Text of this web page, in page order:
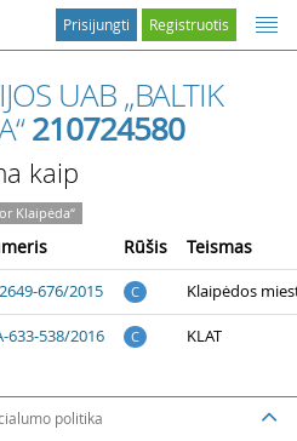
Registruotis
Prisijungti
UAB „BALTIK
210724580
kaip
Klaipėda“
Rūšis Teismas
676/2015 C Klaipėdos
633-538/2016 C KLAT
politika